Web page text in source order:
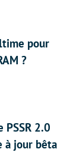
pour
?
PSSR 2.0
à jour bêta